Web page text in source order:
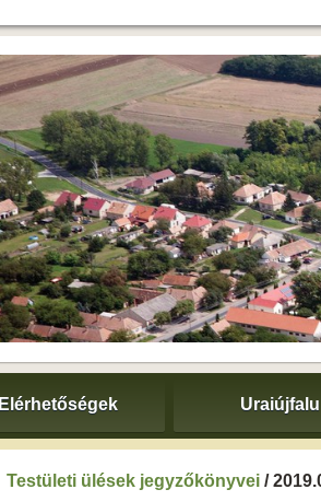
Elérhetőségek Uraiújfalu
Testületi ülések jegyzőkönyvei /